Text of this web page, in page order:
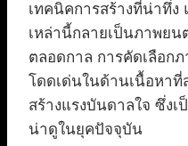
เทคนิคการสร้างที่น่าทึ่ง
เหล่านี้กลายเป็นภาพย
ตลอดกาล การคัดเลือก
โดดเด่นในด้านเนื้อหา
สร้างแรงบันดาลใจ ซึ่ง
น่าดูในยุคปัจจุบัน